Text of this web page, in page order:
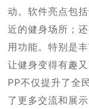
动。软件亮点包
近的健身场所；
用功能。特别是
让健身变得有趣
PP不仅提升了全
了更多交流和展